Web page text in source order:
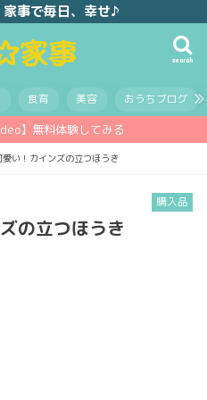
事で毎日、幸せ♪
search
食育 美容 おうちブログ
】無料体験してみる
愛い！カインズの立つほうき
購入品
の立つほうき